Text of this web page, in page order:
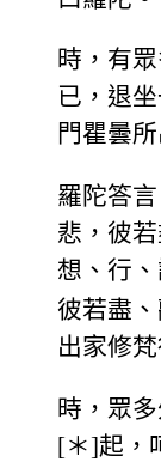
時，有
已，退
門瞿曇
羅陀答
悲，彼
想、行
彼若盡
出家修梵
時，眾
[＊]起，